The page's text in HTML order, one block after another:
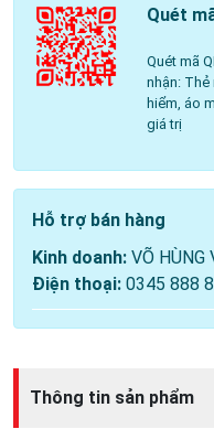
Quét
Quét mã
nhận:
hiểm, áo
giá trị
Hỗ trợ bán hàng
Kinh doanh: VÕ HÙNG
Điện thoại: 0345 888
Thông tin sản phẩm